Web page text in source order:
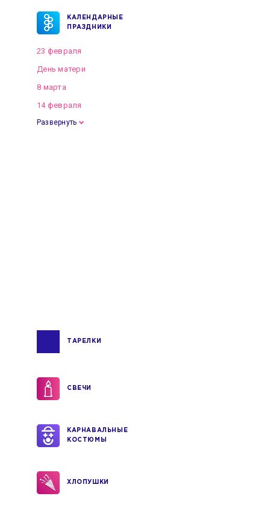
КАЛЕНДАРНЫЕ
ПРАЗДНИКИ
23 февраля
День матери
8 марта
14 февраля
Развернуть
ТАРЕЛКИ
СВЕЧИ
КАРНАВАЛЬНЫЕ
КОСТЮМЫ
ХЛОПУШКИ